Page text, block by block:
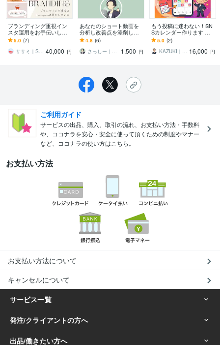
ブランディング重視イン
スタ運用をお手伝いしま
す 週2〜3投稿でテンプレ
ートを使った投稿、世界
観重視の運用
5.0 (7)
ササミ｜SNS運用・広告・OTA集客 40,000 円
あなたのショート動画を
分析し改善点を添削しま
す 年間500本以上分析し
たプロがあなたの動画を
改善
4.8 (6)
さっしー｜WEBマーケティング
1,500 円
もう投稿に迷わない！SN
Sカレンダー作ります 新
規特別価格☆Instagram投
稿カレンダー30日分
5.0 (2)
KAZUKI｜集客と採用の戦略パートナー 16,000 円
ご利用ガイド
サービスの出品、購入、取引の流れ、お支払い方法・手数料
や、ココナラを安心・安全に使って頂くための制度やマナー
など、ココナラの使い方はこちら。
お支払い方法
お支払い方法について
キャンセルについて